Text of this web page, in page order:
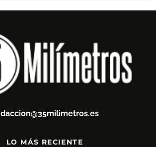
LO MÁS RECIENTE